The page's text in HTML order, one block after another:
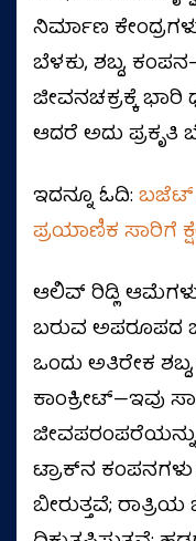
ನಿರ್ಮಾಣ
ಬೆಳಕು, ಶಬ್ದ,
ಜೀವನಚಕ್ರಕ್ಕೆ ಭಾರಿ
ಆದರೆ ಅದು ಪ್ರಕೃತಿ
ಇದನ್ನೂ ಓದಿ:ಬಜೆಟ್
ಪ್ರಯಾಣಿಕ ಸಾರಿಗೆ
ಆಲಿವ್ ರಿಡ್ಲಿ ಆಮೆಗಳು
ಬರುವ ಅಪರೂಪದ
ಒಂದು ಅತಿರೇಕ
ಕಾಂಕ್ರೀಟ್—ಇವು
ಟ್ರಾಕ್‌ನ
ಬೀರುತ್ತವೆ;